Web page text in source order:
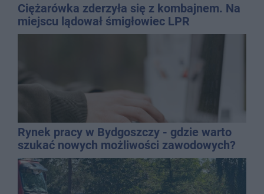
Ciężarówka zderzyła się z kombajnem. Na
miejscu lądował śmigłowiec LPR
Rynek pracy w Bydgoszczy - gdzie warto
szukać nowych możliwości zawodowych?